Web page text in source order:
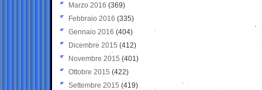
Marzo 2016 (369)
Febbraio 2016 (335)
Gennaio 2016 (404)
Dicembre 2015 (412)
Novembre 2015 (401)
Ottobre 2015 (422)
Settembre 2015 (419)